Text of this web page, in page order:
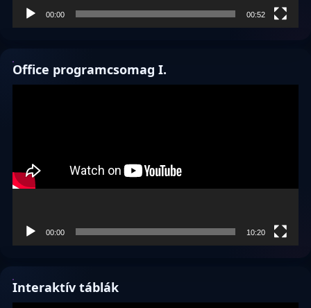
00:00 00:52
Office programcsomag I.
00:00 10:20
Interaktív táblák